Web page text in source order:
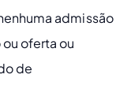
admissão
oferta ou
de